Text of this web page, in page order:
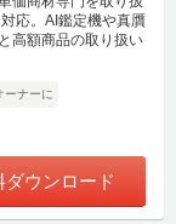
応。AI鑑定機や真贋
高額商品の取り扱い
ーナーに
ダウンロード